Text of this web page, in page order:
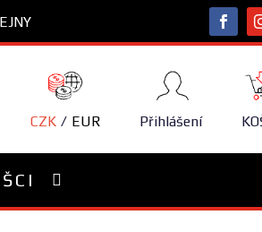
CZK EUR Přihlášení